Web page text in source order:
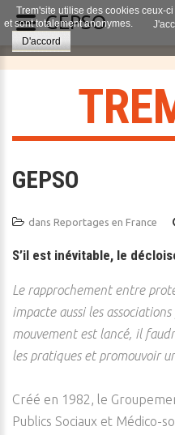
TRE
GEPSO
dans Reportages en France
S’il est inévitable, le
Le rapprochement entre
impacte aussi les
mouvement est lancé, il
les pratiques et promouvoir
Créé en 1982, le
Publics Sociaux et Médico-
Trem'site utilise des cookies ceux-
et sont totalement anonymes.
D'accord
GEPSO